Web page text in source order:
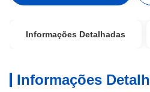
Informações Detalhadas
Informações